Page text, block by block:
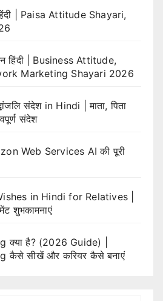
| Paisa Attitude Shayari,
हिंदी | Business Attitude,
Marketing Shayari 2026
संदेश in Hindi | माता, पिता
संदेश
Web Services AI की पूरी
in Hindi for Relatives |
शुभकामनाएं
क्या है? (2026 Guide) |
कैसे सीखें और करियर कैसे बनाएं